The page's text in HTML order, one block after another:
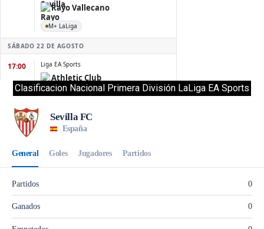
Clasificacion Nacional Primera División LaLiga EA Sports